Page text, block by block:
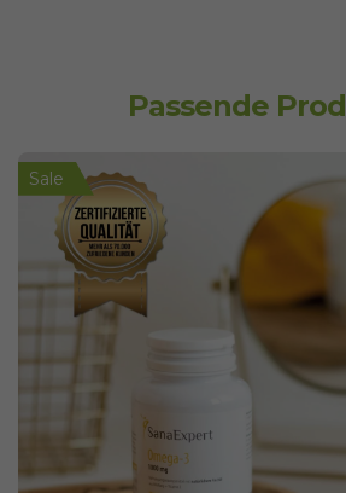
Passende
Sale
Sale